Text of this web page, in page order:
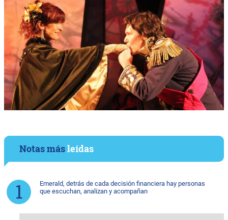
Notas másleídas
Emerald, detrás de cada decisión financiera hay personas
que escuchan, analizan y acompañan